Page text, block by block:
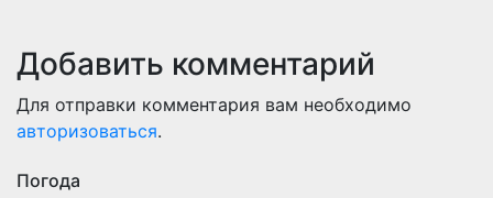
Добавить комментарий
Для отправки комментария вам необходимо
авторизоваться.
Погода